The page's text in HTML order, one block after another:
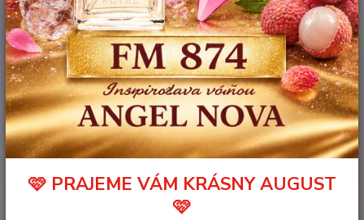
🩷 PRAJEME VÁM KRÁSNY AUGUST
🩷